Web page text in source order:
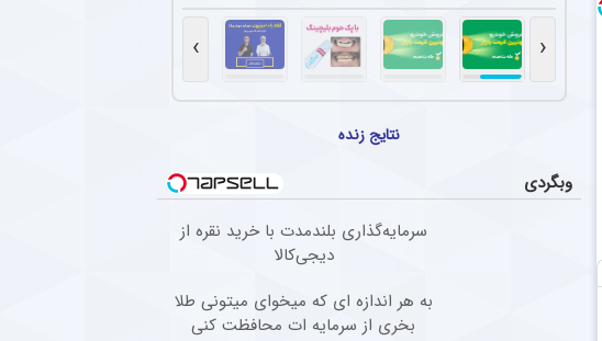
باشگاه استقلال با انتشار اطلاعیه‌ای از پایان همکاری با رامین رضاییان خبر داد.
اخبار ضدحال سنگین تیم مطرح عربی به پرسپولیس و مهدی تارتار
پرسپولیس پیشنهادی ۱.۷ تا ۲ میلیون دلاری به یاسر آسانی، وینگر استقلال، ارائه کرد، اما او نپذیرفت. آسانی تأکید کرد در فوتبال ایران فقط برای استقلال بازی خواهد کرد.
احتمال بازگشت ستاره گابنی به استقلال افزایش یافت
آن طور که از شواهد و قرائن پیداست، دیدیه اندونگ در مسیر بازگشت به استقلال قرار دارد.
‹
›
نتایج زنده
وبگردی
سرمایه‌گذاری بلندمدت با خرید نقره از
دیجی‌کالا
به هر اندازه ای که میخوای میتونی طلا
بخری از سرمایه ات محافظت کنی